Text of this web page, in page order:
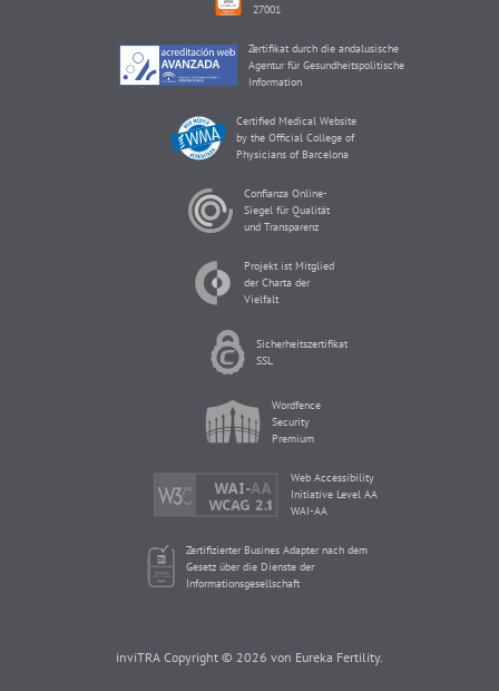
27001
Zertifikat durch die andalusische
Agentur für Gesundheitspolitische
Information
Certified Medical Website
by the Official College of
Physicians of Barcelona
Confianza Online-
Siegel für Qualität
und Transparenz
Projekt ist Mitglied
der Charta der
Vielfalt
Sicherheitszertifikat
SSL
Wordfence
Security
Premium
Web Accessibility
Initiative Level AA
WAI-AA
Zertifizierter Busines Adapter nach dem
Gesetz über die Dienste der
Informationsgesellschaft
inviTRA Copyright © 2026 von Eureka Fertility.